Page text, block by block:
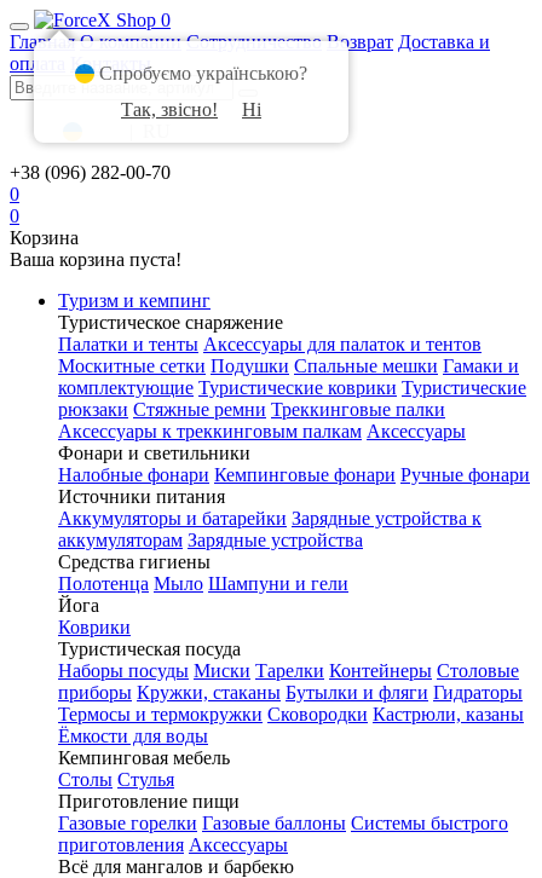
0
Главная О компании Сотрудничество Возврат Доставка и
оплата
Контакты
+38 (096) 282-00-70
0
0
Корзина
Ваша корзина пуста!
Туризм и кемпинг
Туристическое снаряжение
Палатки и тенты Аксессуары для палаток и тентов
Москитные сетки Подушки Спальные мешки Гамаки и
комплектующие Туристические коврики Туристические
рюкзаки Стяжные ремни Треккинговые палки
Аксессуары к треккинговым палкам Аксессуары
Фонари и светильники
Налобные фонари Кемпинговые фонари Ручные фонари
Источники питания
Аккумуляторы и батарейки Зарядные устройства к
аккумуляторам Зарядные устройства
Средства гигиены
Полотенца Мыло Шампуни и гели
Йога
Коврики
Туристическая посуда
Наборы посуды Миски Тарелки Контейнеры Столовые
приборы Кружки, стаканы Бутылки и фляги Гидраторы
Термосы и термокружки Сковородки Кастрюли, казаны
Ёмкости для воды
Кемпинговая мебель
Столы Стулья
Приготовление пищи
Газовые горелки Газовые баллоны Системы быстрого
приготовления Аксессуары
Всё для мангалов и барбекю
Спробуємо українською?
Так, звісно!
Ні